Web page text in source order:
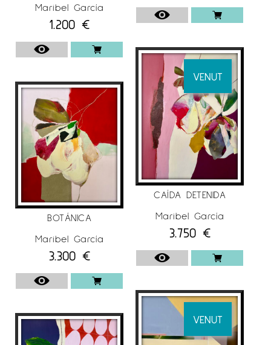
Maribel García
1.200 €
BOTÁNICA
Maribel García
3.300 €
VENUT
CAÍDA DETENIDA
Maribel García
3.750 €
VENUT